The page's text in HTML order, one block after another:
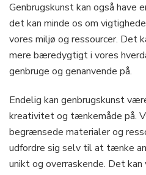
Genbrugskunst kan også have
det kan minde os om
vores miljø og ressourcer. Det
mere bæredygtigt i vores
genbruge og genanvende på.
Endelig kan genbrugskunst
kreativitet og tænkemåde på.
begrænsede materialer og
udfordre sig selv til at tænke
unikt og overraskende. Det